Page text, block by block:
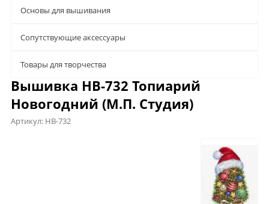
Основы для вышивания
Сопутствующие аксессуары
Товары для творчества
Вышивка НВ-732 Топиарий
Новогодний (М.П. Студия)
Артикул: НВ-732